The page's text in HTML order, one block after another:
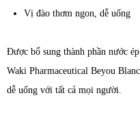
Vị đào thơm ngon, dễ uống
Được bổ sung thành phần nước
Waki Pharmaceutical Beyou
dễ uống với tất cả mọi người.